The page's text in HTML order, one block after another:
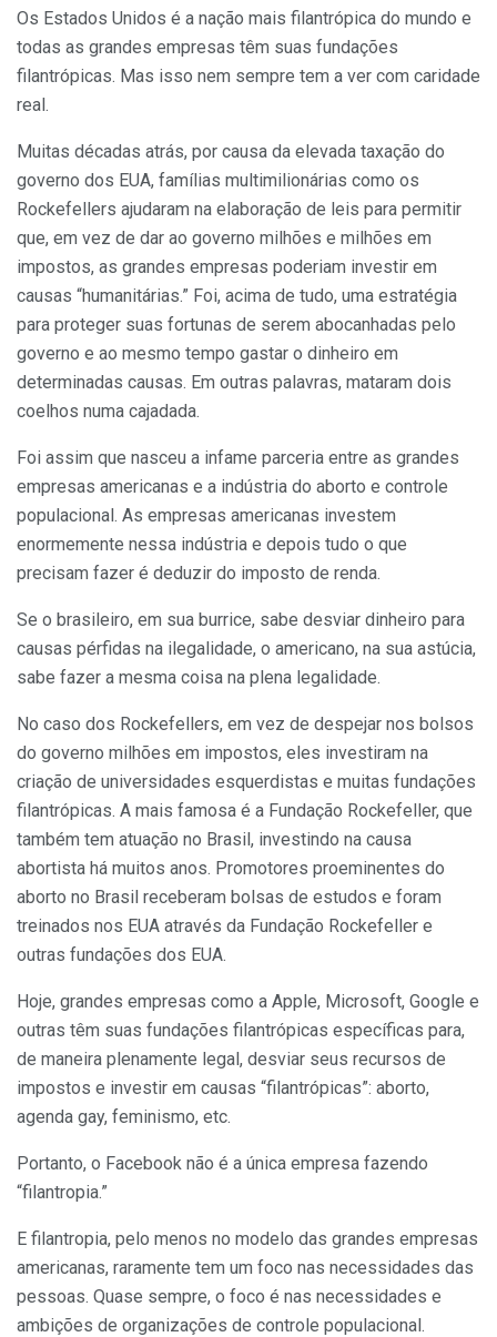
Os Estados Unidos é a nação mais filantrópica do mundo e
todas as grandes empresas têm suas fundações
filantrópicas. Mas isso nem sempre tem a ver com caridade
real.
Muitas décadas atrás, por causa da elevada taxação do
governo dos EUA, famílias multimilionárias como os
Rockefellers ajudaram na elaboração de leis para permitir
que, em vez de dar ao governo milhões e milhões em
impostos, as grandes empresas poderiam investir em
causas “humanitárias.” Foi, acima de tudo, uma estratégia
para proteger suas fortunas de serem abocanhadas pelo
governo e ao mesmo tempo gastar o dinheiro em
determinadas causas. Em outras palavras, mataram dois
coelhos numa cajadada.
Foi assim que nasceu a infame parceria entre as grandes
empresas americanas e a indústria do aborto e controle
populacional. As empresas americanas investem
enormemente nessa indústria e depois tudo o que
precisam fazer é deduzir do imposto de renda.
Se o brasileiro, em sua burrice, sabe desviar dinheiro para
causas pérfidas na ilegalidade, o americano, na sua astúcia,
sabe fazer a mesma coisa na plena legalidade.
No caso dos Rockefellers, em vez de despejar nos bolsos
do governo milhões em impostos, eles investiram na
criação de universidades esquerdistas e muitas fundações
filantrópicas. A mais famosa é a Fundação Rockefeller, que
também tem atuação no Brasil, investindo na causa
abortista há muitos anos. Promotores proeminentes do
aborto no Brasil receberam bolsas de estudos e foram
treinados nos EUA através da Fundação Rockefeller e
outras fundações dos EUA.
Hoje, grandes empresas como a Apple, Microsoft, Google e
outras têm suas fundações filantrópicas específicas para,
de maneira plenamente legal, desviar seus recursos de
impostos e investir em causas “filantrópicas”: aborto,
agenda gay, feminismo, etc.
Portanto, o Facebook não é a única empresa fazendo
“filantropia.”
E filantropia, pelo menos no modelo das grandes empresas
americanas, raramente tem um foco nas necessidades das
pessoas. Quase sempre, o foco é nas necessidades e
ambições de organizações de controle populacional.